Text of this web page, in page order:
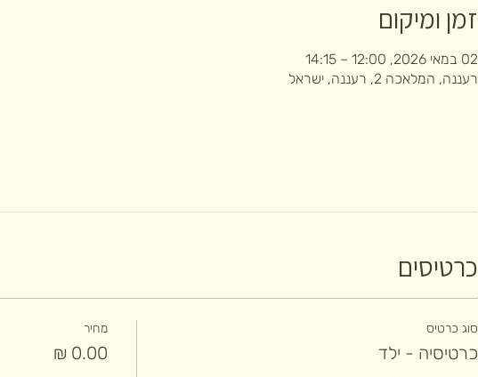
זמן ומיקום
02 במאי 2026, 12:00 – 14:15
רעננה, המלאכה 2, רעננה, ישראל
כרטיסים
סוג כרטיס
כרטיסיה - ילד
מחיר